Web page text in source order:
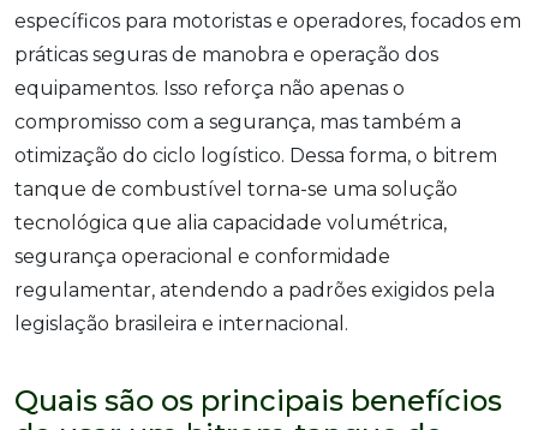
específicos para motoristas e operadores, focados em
práticas seguras de manobra e operação dos
equipamentos. Isso reforça não apenas o
compromisso com a segurança, mas também a
otimização do ciclo logístico. Dessa forma, o bitrem
tanque de combustível torna-se uma solução
tecnológica que alia capacidade volumétrica,
segurança operacional e conformidade
regulamentar, atendendo a padrões exigidos pela
legislação brasileira e internacional.
Quais são os principais benefícios